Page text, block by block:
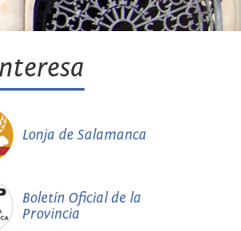
Lonja de Salamanca
Boletín Oficial de la
Provincia